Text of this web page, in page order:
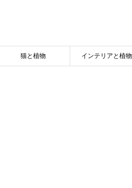
猫と植物 インテリアと植物